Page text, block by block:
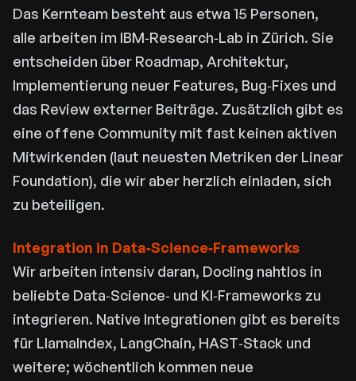
Das Kernteam besteht aus etwa 15 Personen,
alle arbeiten im IBM‑Research‑Lab in Zürich. Sie
entscheiden über Roadmap, Architektur,
Implementierung neuer Features, Bug‑Fixes und
das Review externer Beiträge. Zusätzlich gibt es
eine offene Community mit fast keinen aktiven
Mitwirkenden (laut neuesten Metriken der Linear
Foundation), die wir aber herzlich einladen, sich
zu beteiligen.
Integration in Data‑Science‑Frameworks
Wir arbeiten intensiv daran, Docling nahtlos in
beliebte Data‑Science‑ und KI‑Frameworks zu
integrieren. Native Integrationen gibt es bereits
für LlamaIndex, LangChain, HAST‑Stack und
weitere; wöchentlich kommen neue